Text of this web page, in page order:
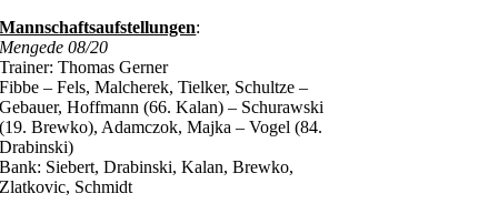
Mannschaftsaufstellungen:
Mengede 08/20
Trainer: Thomas Gerner
Fibbe – Fels, Malcherek, Tielker, Schultze –
Gebauer, Hoffmann (66. Kalan) – Schurawski
(19. Brewko), Adamczok, Majka – Vogel (84.
Drabinski)
Bank: Siebert, Drabinski, Kalan, Brewko,
Zlatkovic, Schmidt